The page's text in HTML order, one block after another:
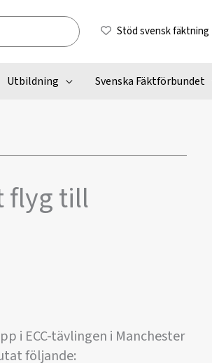
Stöd svensk fäktning
Utbildning Svenska Fäktförbundet
flyg till
i ECC-tävlingen i Manchester
följande: